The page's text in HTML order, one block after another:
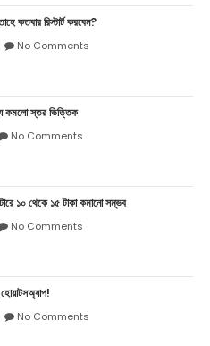
কতবার রিস্টার্ট করবেন?
No Comments
কমলো স্তর ভিত্তিক
No Comments
১০ থেকে ১৫ টাকা কমানো সম্ভব
No Comments
No Comments